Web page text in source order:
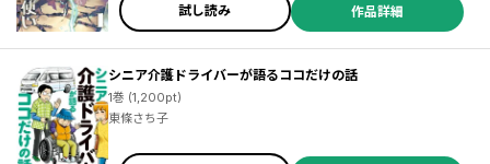
試し読み 作品詳細
シニア介護ドライバーが語るココだけの話
1巻 (1,200pt)
東條さち子